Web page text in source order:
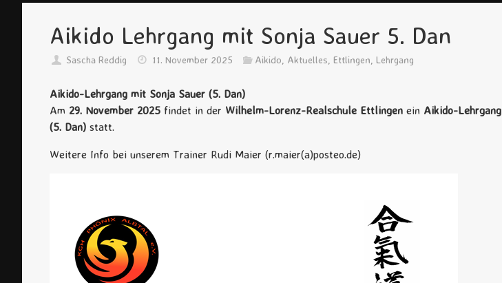
Aikido Lehrgang mit Sonja Sauer 5. Dan
Sascha Reddig 11. November 2025 Aikido, Aktuelles, Ettlingen, Lehrgang
Aikido-Lehrgang mit Sonja Sauer (5. Dan)
Am 29. November 2025 findet in der Wilhelm-Lorenz-Realschule Ettlingen ein Aikido-Lehrgang
(5. Dan) statt.
Weitere Info bei unserem Trainer Rudi Maier (r.maier(a)posteo.de)